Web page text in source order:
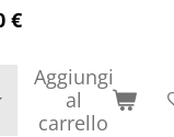
€
Aggiungi
al
carrello